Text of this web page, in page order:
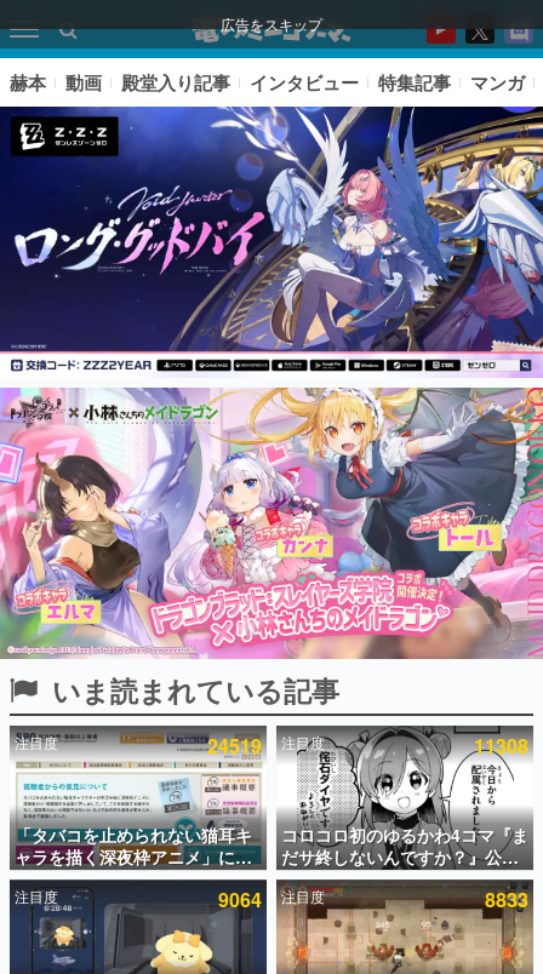
広告をスキップ
ピックアップ
電ファミのいま読まれている記事ランキング
アプリセール情報
インタビュー
連載・特集一覧
殿堂入り記事
SNS拡散数が数千以上！ ページビュー数万以上！ などな
ど。多くの人々に読まれた、電ファミ渾身の“殿堂入り”記
事をまとめました。
ゲームの企画書
名作ゲームクリエイターの方々に製作時のエピソードをお
聞きし、ヒットする企画（ゲーム）とは何か？を探ってい
きます。
赫本
この物語を解いてはいけない。『赫本』は、〈試験問題〉
の形をした短編ホラー小説集です。
赫本 動画 殿堂入り記事 インタビュー 特集記事 マンガ
いま読まれている記事
注目度 24519
「タバコを止められない猫耳キ
ャラを描く深夜枠アニメ」に視
聴者の一部から批判意見。違法
薬物の使用と思わしき描写も含
めて、BPOが議論を交わす
注目度 11308
コロコロ初のゆるかわ4コマ『ま
だサ終しないんですか？』公開
スタート。主人公は新入社員の
侘石ダイヤ、ゲーム会社を舞台
にトラブルへ対応する社員たち
を描く
注目度 9064 注目度 8833